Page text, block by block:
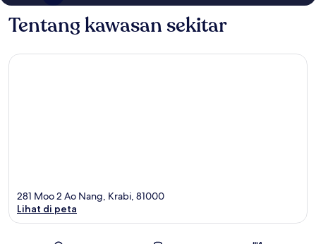
Tentang kawasan sekitar
281 Moo 2 Ao Nang, Krabi, 81000
Lihat di peta